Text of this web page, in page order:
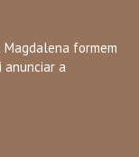
formem
a